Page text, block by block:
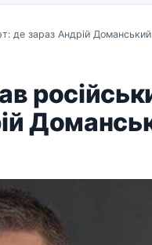
де зараз Андрій Доманський